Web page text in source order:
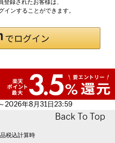
録されたお客様は、
ンすることができます。
2026年8月31日23:59
Back To Top
税込計算時